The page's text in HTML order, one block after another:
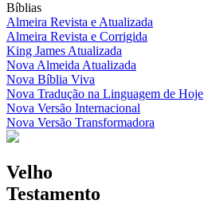
Bíblias
Almeira Revista e Atualizada
Almeira Revista e Corrigida
King James Atualizada
Nova Almeida Atualizada
Nova Bíblia Viva
Nova Tradução na Linguagem de Hoje
Nova Versão Internacional
Nova Versão Transformadora
Velho
Testamento